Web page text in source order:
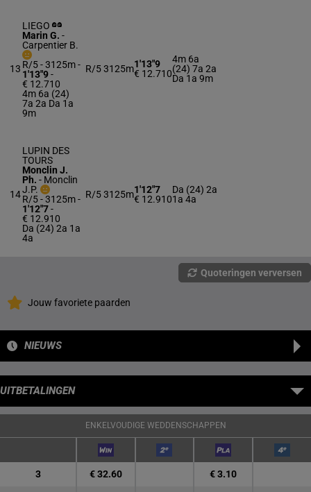
13
LIEGO
Marin G. -
Carpentier B.
R/5 - 3125m-
1'13"9-
€ 12.710
4m 6a (24)
7a 2a Da 1a
9m
R/53125m1'13"9
€ 12.710
4m 6a
(24) 7a 2a
Da 1a 9m
14
LUPIN DES
TOURS
Monclin J.
Ph. - Monclin
J.P.
R/5 - 3125m-
1'12"7-
€ 12.910
Da (24) 2a 1a
4a
R/53125m1'12"7
€ 12.910
Da (24) 2a
1a 4a
Quoteringen verversen
Jouw favoriete paarden
NIEUWS
UITBETALINGEN
ENKELVOUDIGE WEDDENSCHAPPEN
3 € 32.60 € 3.10